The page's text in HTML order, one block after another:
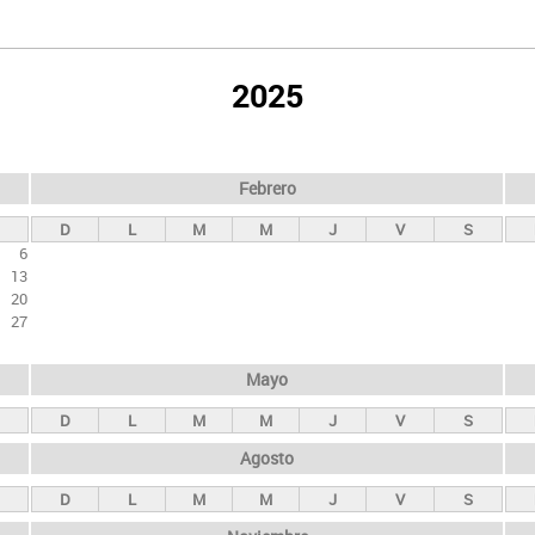
2025
6
13
20
27
Febrero
D L M M J V S
Mayo
D L M M J V S
Agosto
D L M M J V S